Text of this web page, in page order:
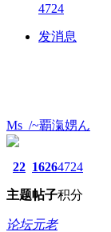
4724
发消息
Ms_/~覇滊娚ん
22
主题
1626
帖子
4724
积分
论坛元老